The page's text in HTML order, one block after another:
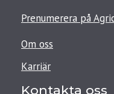
Prenumerera på
Om oss
Karriär
Kontakta oss